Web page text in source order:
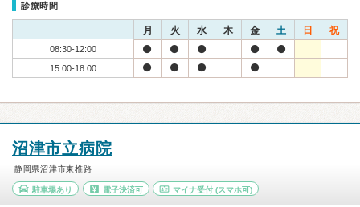
診療時間
月 火 水 木 金 土 日 祝
08:30-12:00
15:00-18:00
沼津市立病院
静岡県沼津市東椎路
駐車場あり 電子決済可 マイナ受付 (スマホ可)